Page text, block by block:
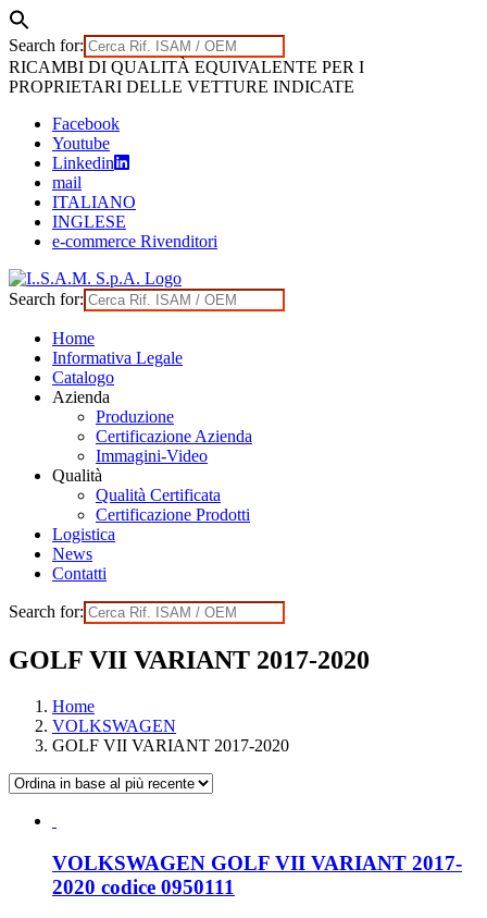
Search for:
Skip
to
RICAMBI DI QUALITÀ EQUIVALENTE PER I
PROPRIETARI DELLE VETTURE INDICATE
Facebook
Youtube
Linkedin
mail
ITALIANO
INGLESE
e-commerce Rivenditori
Search for:
Home
Informativa Legale
Catalogo
Azienda
Produzione
Certificazione Azienda
Immagini-Video
Qualità
Qualità Certificata
Certificazione Prodotti
Logistica
News
Contatti
Search for:
GOLF VII VARIANT 2017-2020
Home
VOLKSWAGEN
GOLF VII VARIANT 2017-2020
VOLKSWAGEN GOLF VII VARIANT 2017-
2020 codice 0950111